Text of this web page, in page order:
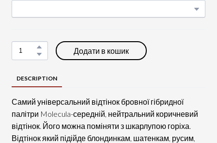
Додати в кошик
DESCRIPTION
Самий універсальний відтінок бровної гібридної
палітри Molecula-середній, нейтральний коричневий
відтінок. Його можна поміняти з шкарлупою горіха.
Відтінок який підійде блондинкам, шатенкам, русим,